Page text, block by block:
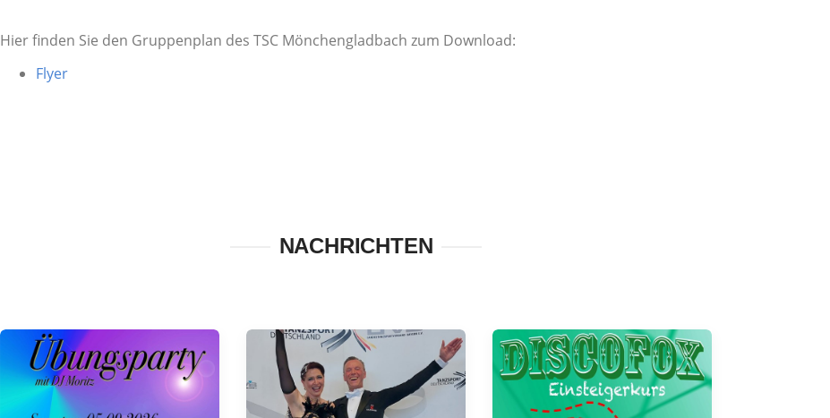
Hier finden Sie den Gruppenplan des TSC Mönchengladbach zum Download:
Flyer
NACHRICHTEN